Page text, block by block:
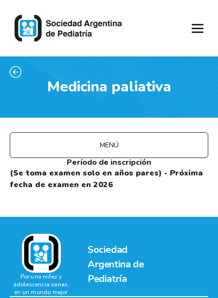
Medicina paliativa
MENÚ
Período de inscripción
(Se toma examen solo en años pares) - Próxima
fecha de examen en 2026
Sociedad
Argentina de
Pediatría
Por una niñez y
adolescencia sanas,
en un mundo mejor